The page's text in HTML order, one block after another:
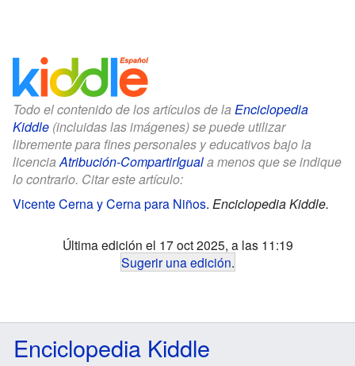
Todo el contenido de los artículos de la Enciclopedia
Kiddle (incluidas las imágenes) se puede utilizar
libremente para fines personales y educativos bajo la
licencia Atribución-CompartirIguala menos que se indique
lo contrario. Citar este artículo:
Vicente Cerna y Cerna para Niños. Enciclopedia Kiddle.
Última edición el 17 oct 2025, a las 11:19
Sugerir una edición.
Enciclopedia Kiddle